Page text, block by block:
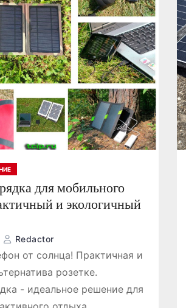
для мобильного
и экологичный
Redactor
от солнца! Практичная и
розетке.
- идеальное решение для